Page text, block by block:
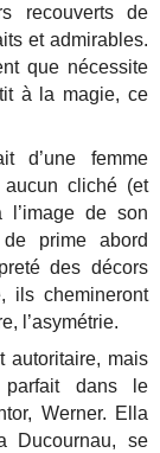
recouverts de
et admirables.
que nécessite
à la magie, ce
d’une femme
cliché (et
de son
prime abord
des décors
ils chemineront
l’asymétrie.
autoritaire, mais
dans le
Werner. Ella
Ducournau, se